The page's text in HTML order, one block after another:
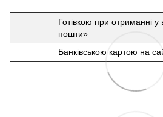
Готівкою при отриманні у
пошти»
Банківською картою на